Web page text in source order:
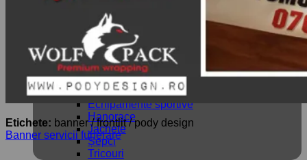
Flyere
Pliante
Semne carte
Textile
Bluze
Caciuli
Cagule
Echipamente sportive
Hanorace
Jachete
Șepci
Tricouri
Etichete: banner / frontlit / pody design
Banner servicii funerare